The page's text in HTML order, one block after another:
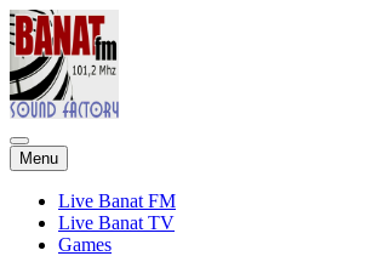
Menu Skip
to
content
Live Banat FM
Live Banat TV
Games